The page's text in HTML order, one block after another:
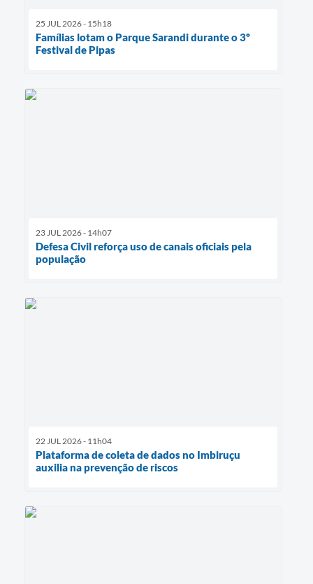
25 JUL 2026 - 15h18
Famílias lotam o Parque Sarandi durante o 3º
Festival de Pipas
23 JUL 2026 - 14h07
Defesa Civil reforça uso de canais oficiais pela
população
22 JUL 2026 - 11h04
Plataforma de coleta de dados no Imbiruçu
auxilia na prevenção de riscos